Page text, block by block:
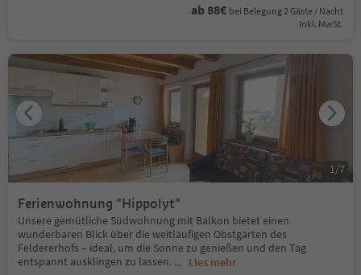
ab 88€ bei Belegung 2 Gäste / Nacht
Inkl. MwSt.
Ferienwohnung "Hippolyt"
Unsere gemütliche Südwohnung mit Balkon bietet einen
wunderbaren Blick über die weitläufigen Obstgärten des
Feldererhofs – ideal, um die Sonne zu genießen und den Tag
entspannt ausklingen zu lassen. ... Lies mehr
1 /7